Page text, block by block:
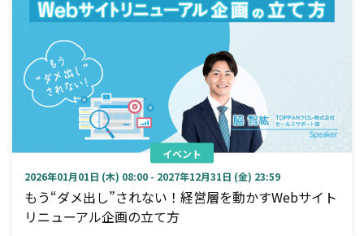
イベント
2026年01月01日 (木) 08:00 - 2027年12月31日 (金) 23:59
もう“ダメ出し”されない！経営層を動かすWebサイト
リニューアル企画の立て方